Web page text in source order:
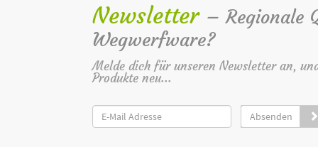
Newsletter – Regionale
Wegwerfware?
Melde dich für unseren Newsletter an,
Produkte neu...
Absenden